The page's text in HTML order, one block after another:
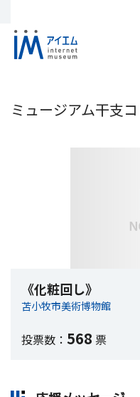
ミュージアム干支
《化粧回し》
苫小牧市美術博物館
投票数： 568 票